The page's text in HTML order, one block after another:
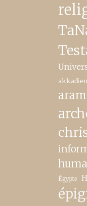
akkadien
Égypte